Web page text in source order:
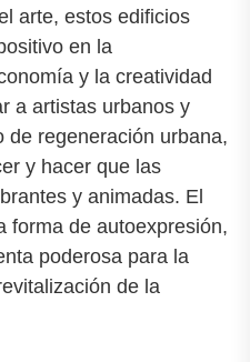
arte, estos edificios
en la
y la creatividad
a artistas urbanos y
de regeneración urbana,
y hacer que las
y animadas. El
forma de autoexpresión,
poderosa para la
de la